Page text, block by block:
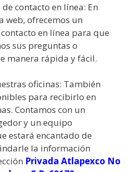
contacto en línea: En
web, ofrecemos un
en línea para que
sus preguntas o
manera rápida y fácil.
oficinas: También
para recibirlo en
Contamos con un
y un equipo
estará encantado de
la información
Privada Atlapexco No